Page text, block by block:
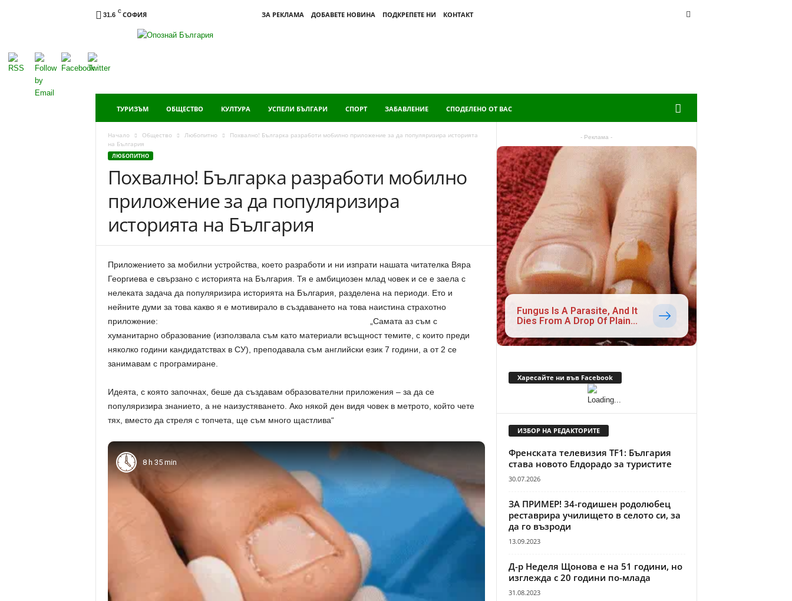
31.6 C СОФИЯ ЗА РЕКЛАМА ДОБАВЕТЕ НОВИНА ПОДКРЕПЕТЕ НИ
КОНТАКТ
ТУРИЗЪМ ОБЩЕСТВО КУЛТУРА УСПЕЛИ БЪЛГАРИ СПОРТ ЗАБАВЛЕНИЕ СПОДЕЛЕНО ОТ ВАС
Начало Общество Любопитно
Похвално! Българка разработи мобилно приложение за да популяризира историята
на България
ЛЮБОПИТНО
Похвално! Българка разработи мобилно
приложение за да популяризира
историята на България
Приложението за мобилни устройства, което разработи и ни изпрати нашата читателка Вяра
Георгиева е свързано с историята на България. Тя е амбициозен млад човек и се е заела с
нелеката задача да популяризира историята на България, разделена на периоди. Ето и
нейните думи за това какво я е мотивирало в създаването на това наистина страхотно
приложение: „Самата аз съм с
хуманитарно образование (използвала съм като материали всъщност темите, с които преди
няколко години кандидатствах в СУ), преподавала съм английски език 7 години, а от 2 се
занимавам с програмиране.
Идеята, с която започнах, беше да създавам образователни приложения – за да се
популяризира знанието, а не наизустяването. Ако някой ден видя човек в метрото, който чете
тях, вместо да стреля с топчета, ще съм много щастлива“
8 h 35 min
- Реклама -
Fungus Is A Parasite, And It
Dies From A Drop Of Plain...
Харесайте ни във Facebook
ИЗБОР НА РЕДАКТОРИТЕ
Френската телевизия TF1: България
става новото Елдорадо за туристите
30.07.2026
ЗА ПРИМЕР! 34-годишен родолюбец
реставрира училището в селото си, за
да го възроди
13.09.2023
Д-р Неделя Щонова е на 51 години, но
изглежда с 20 години по-млада
31.08.2023